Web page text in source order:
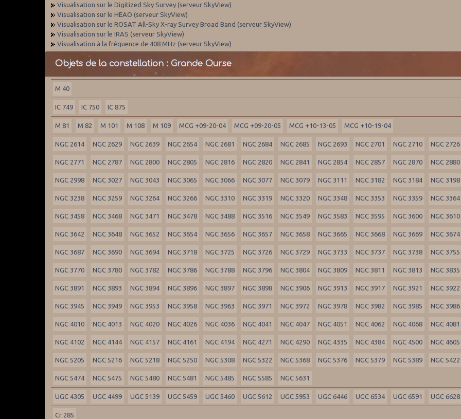
Visualisation sur le Digitized Sky Survey (serveur SkyView)
Visualisation sur le HEAO (serveur SkyView)
Visualisation sur le ROSAT All-Sky X-ray Survey Broad Band (serveur SkyView)
Visualisation sur le IRAS (serveur SkyView)
Visualisation à la fréquence de 408 MHz (serveur SkyView)
Objets de la constellation : Grande Ourse
M 40
IC 749 IC 750 IC 875
M 81 M 82 M 101 M 108 M 109 MCG +09-20-04 MCG +09-20-05 MCG +10-13-05 MCG +10-19-04
NGC 2614 NGC 2629 NGC 2639 NGC 2654 NGC 2681 NGC 2684 NGC 2685 NGC 2693 NGC 2701 NGC 2710 NGC 2726
NGC 2771 NGC 2787 NGC 2800 NGC 2805 NGC 2816 NGC 2820 NGC 2841 NGC 2854 NGC 2857 NGC 2870 NGC 2880
NGC 2998 NGC 3027 NGC 3043 NGC 3065 NGC 3066 NGC 3077 NGC 3079 NGC 3111 NGC 3182 NGC 3184 NGC 3198
NGC 3238 NGC 3259 NGC 3264 NGC 3266 NGC 3310 NGC 3319 NGC 3320 NGC 3348 NGC 3353 NGC 3359 NGC 3364
NGC 3458 NGC 3468 NGC 3471 NGC 3478 NGC 3488 NGC 3516 NGC 3549 NGC 3583 NGC 3595 NGC 3600 NGC 3610
NGC 3642 NGC 3648 NGC 3652 NGC 3654 NGC 3656 NGC 3657 NGC 3658 NGC 3665 NGC 3668 NGC 3669 NGC 3674
NGC 3687 NGC 3690 NGC 3694 NGC 3718 NGC 3725 NGC 3726 NGC 3729 NGC 3733 NGC 3737 NGC 3738 NGC 3755
NGC 3770 NGC 3780 NGC 3782 NGC 3786 NGC 3788 NGC 3796 NGC 3804 NGC 3809 NGC 3811 NGC 3813 NGC 3835
NGC 3891 NGC 3893 NGC 3894 NGC 3896 NGC 3897 NGC 3898 NGC 3906 NGC 3913 NGC 3917 NGC 3921 NGC 3922
NGC 3945 NGC 3949 NGC 3953 NGC 3958 NGC 3963 NGC 3971 NGC 3972 NGC 3978 NGC 3982 NGC 3985 NGC 3986
NGC 4010 NGC 4013 NGC 4020 NGC 4026 NGC 4036 NGC 4041 NGC 4047 NGC 4051 NGC 4062 NGC 4068 NGC 4081
NGC 4102 NGC 4144 NGC 4157 NGC 4161 NGC 4194 NGC 4271 NGC 4290 NGC 4335 NGC 4384 NGC 4500 NGC 4605
NGC 5205 NGC 5216 NGC 5218 NGC 5250 NGC 5308 NGC 5322 NGC 5368 NGC 5376 NGC 5379 NGC 5389 NGC 5422
NGC 5474 NGC 5475 NGC 5480 NGC 5481 NGC 5485 NGC 5585 NGC 5631
UGC 4305 UGC 4499 UGC 5139 UGC 5459 UGC 5460 UGC 5612 UGC 5953 UGC 6446 UGC 6534 UGC 6591 UGC 6628
Cr 285